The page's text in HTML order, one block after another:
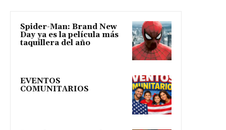
Spider-Man: Brand New
Day ya es la película más
taquillera del año
EVENTOS
COMUNITARIOS